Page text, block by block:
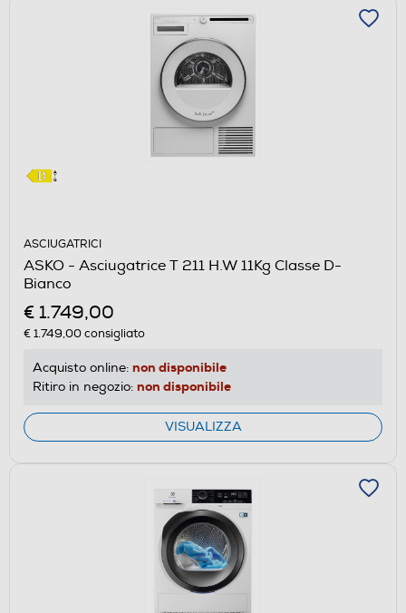
ASCIUGATRICI
ASKO - Asciugatrice T 211 H.W 11Kg Classe D-
Bianco
€ 1.749,00
€ 1.749,00consigliato
Acquisto online: non disponibile
Ritiro in negozio: non disponibile
VISUALIZZA